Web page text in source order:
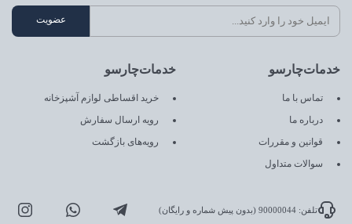
خدمات‌چارسو
تماس با ما
درباره ما
قوانین و مقررات
سوالات متداول
خدمات‌چارسو
خرید اقساطی لوازم آشپزخانه
رویه ارسال سفارش
رویه‌های بازگشت
تلفن: 90000044 (بدون پیش شماره و رایگان)